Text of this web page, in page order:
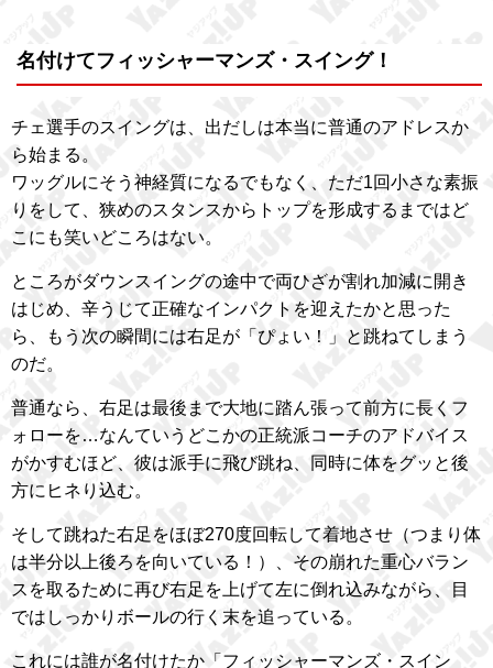
名付けてフィッシャーマンズ・スイング！
チェ選手のスイングは、出だしは本当に普通のアドレスか
ら始まる。
ワッグルにそう神経質になるでもなく、ただ1回小さな素振
りをして、狭めのスタンスからトップを形成するまではど
こにも笑いどころはない。
ところがダウンスイングの途中で両ひざが割れ加減に開き
はじめ、辛うじて正確なインパクトを迎えたかと思った
ら、もう次の瞬間には右足が「ぴょい！」と跳ねてしまう
のだ。
普通なら、右足は最後まで大地に踏ん張って前方に長くフ
ォローを…なんていうどこかの正統派コーチのアドバイス
がかすむほど、彼は派手に飛び跳ね、同時に体をグッと後
方にヒネり込む。
そして跳ねた右足をほぼ270度回転して着地させ（つまり体
は半分以上後ろを向いている！）、その崩れた重心バラン
スを取るために再び右足を上げて左に倒れ込みながら、目
ではしっかりボールの行く末を追っている。
これには誰が名付けたか「フィッシャーマンズ・スイン